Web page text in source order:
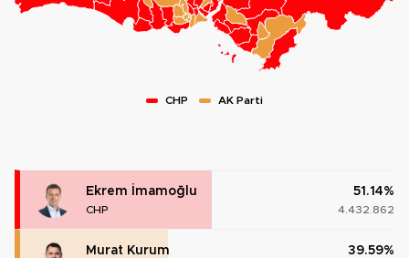
CHP AK Parti
Ekrem İmamoğlu
CHP
51.14%
4.432.862
Murat Kurum 39.59%